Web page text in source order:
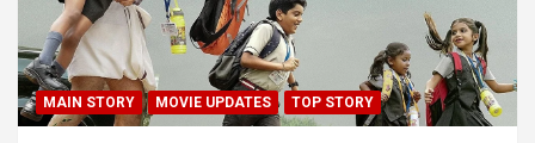
MAIN STORY MOVIE UPDATES TOP STORY